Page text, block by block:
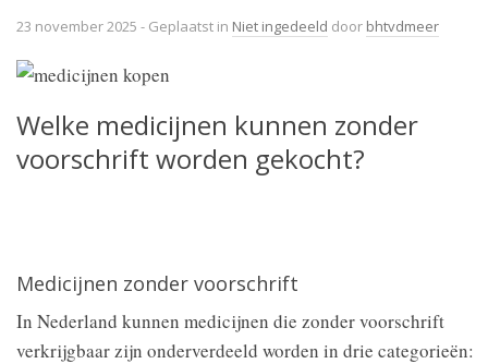
23 november 2025 - Geplaatst in Niet ingedeeld door bhtvdmeer
Welke medicijnen kunnen zonder
voorschrift worden gekocht?
Medicijnen zonder voorschrift
In Nederland kunnen medicijnen die zonder voorschrift
verkrijgbaar zijn onderverdeeld worden in drie categorieën: